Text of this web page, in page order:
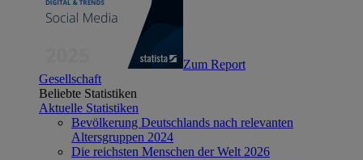
Zum Report
Gesellschaft
Beliebte Statistiken
Aktuelle Statistiken
Bevölkerung Deutschlands nach relevanten
Altersgruppen 2024
Die reichsten Menschen der Welt 2026